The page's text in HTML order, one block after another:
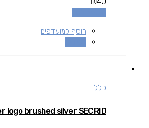
הוסף למועדפים
כללי
brushed silver SECRID